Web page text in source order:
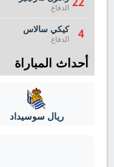
الدفاع
4 كيكي سالاس
الدفاع
أحداث المباراة
ريال سوسيداد